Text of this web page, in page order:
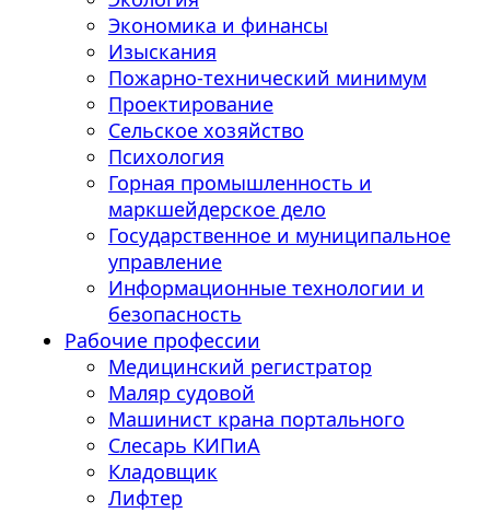
Экономика и финансы
Изыскания
Пожарно-технический минимум
Проектирование
Сельское хозяйство
Психология
Горная промышленность и
маркшейдерское дело
Государственное и муниципальное
управление
Информационные технологии и
безопасность
Рабочие профессии
Медицинский регистратор
Маляр судовой
Машинист крана портального
Слесарь КИПиА
Кладовщик
Лифтер